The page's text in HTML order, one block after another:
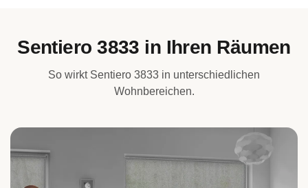
Sentiero 3833 in Ihren Räumen
So wirkt Sentiero 3833 in unterschiedlichen
Wohnbereichen.